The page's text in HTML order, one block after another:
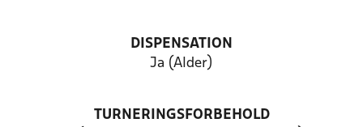
DISPENSATION
Ja (Alder)
TURNERINGSFORBEHOLD